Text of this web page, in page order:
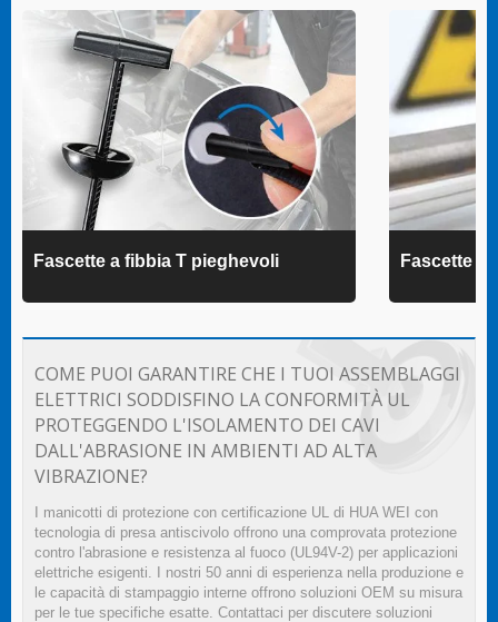
Fascette a fibbia T pieghevoli Fascette
COME PUOI GARANTIRE CHE I TUOI ASSEMBLAGGI
ELETTRICI SODDISFINO LA CONFORMITÀ UL
PROTEGGENDO L'ISOLAMENTO DEI CAVI
DALL'ABRASIONE IN AMBIENTI AD ALTA
VIBRAZIONE?
I manicotti di protezione con certificazione UL di HUA WEI con
tecnologia di presa antiscivolo offrono una comprovata protezione
contro l'abrasione e resistenza al fuoco (UL94V-2) per applicazioni
elettriche esigenti. I nostri 50 anni di esperienza nella produzione e
le capacità di stampaggio interne offrono soluzioni OEM su misura
per le tue specifiche esatte. Contattaci per discutere soluzioni